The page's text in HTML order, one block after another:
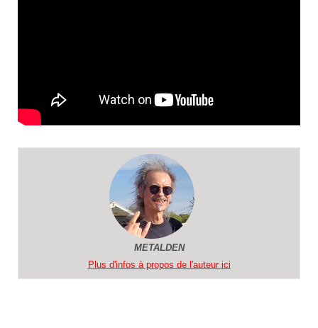
METALDEN
Plus d'infos à propos de l'auteur ici